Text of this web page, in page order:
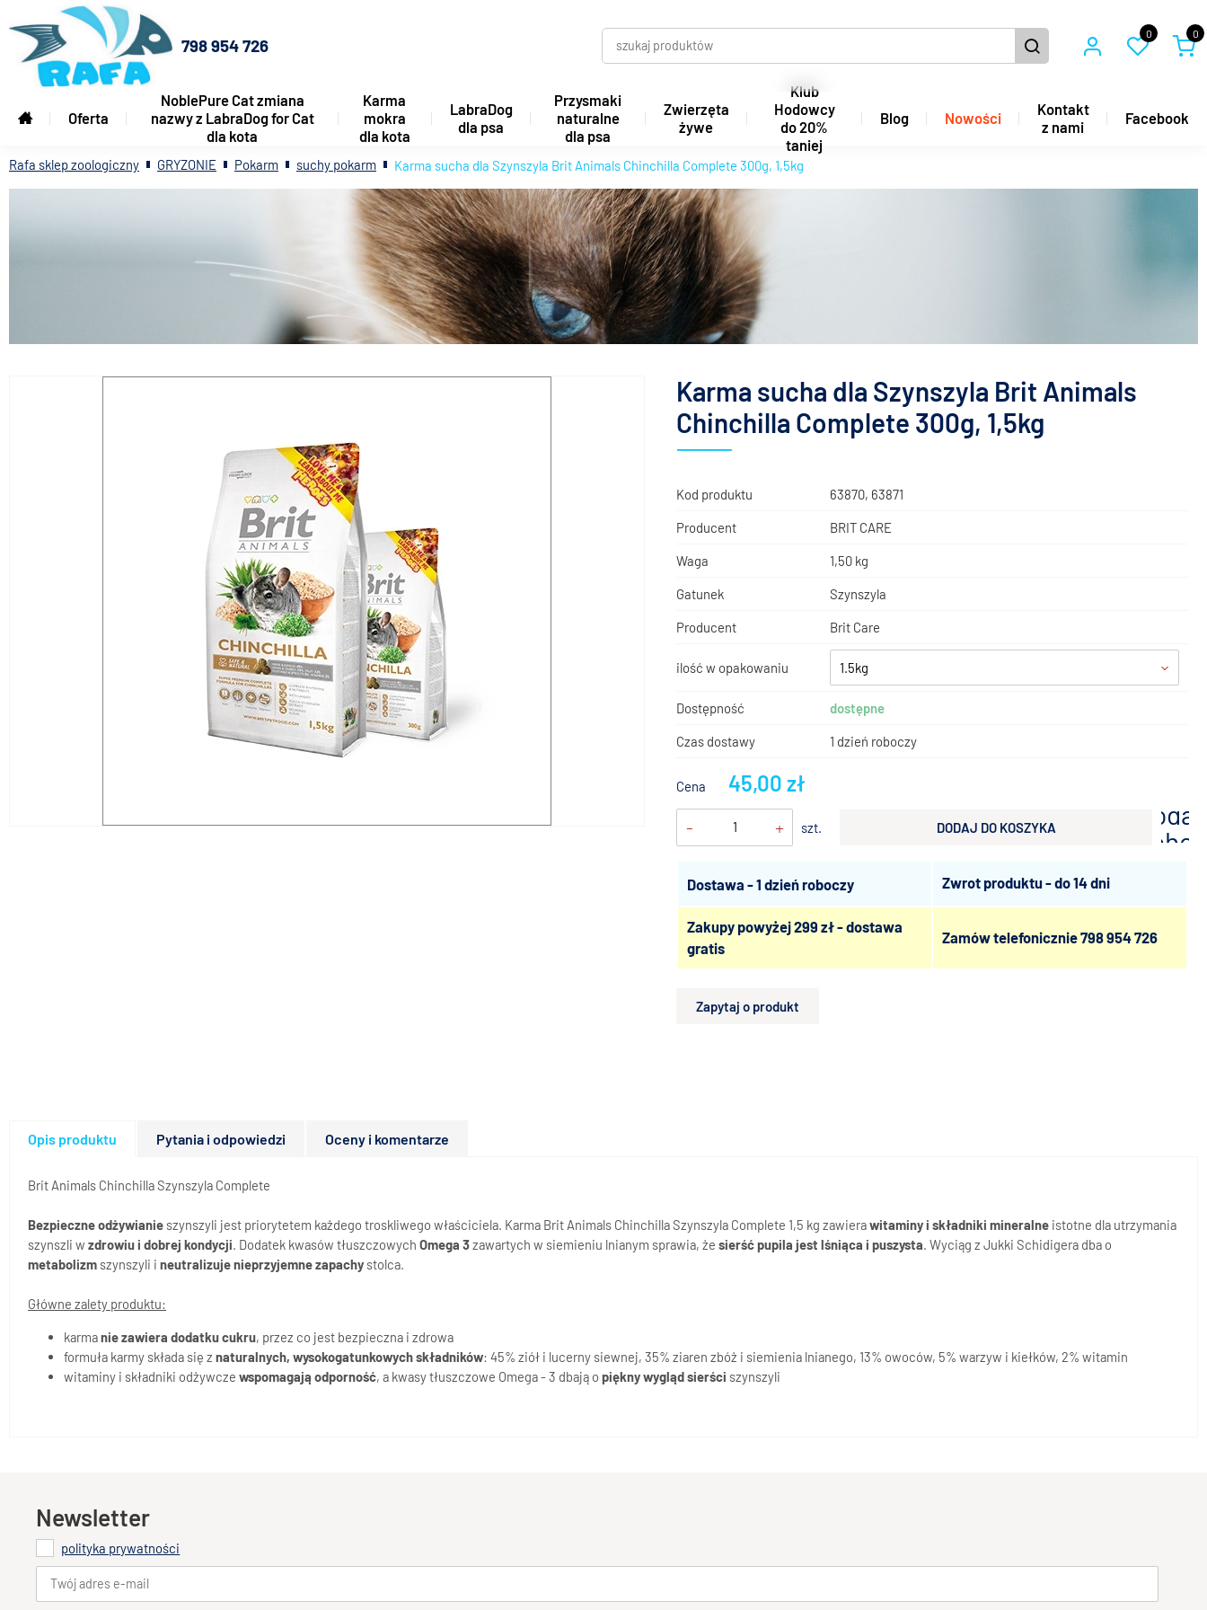
798 954 726
0 0
Oferta
NoblePure Cat zmiana
nazwy z LabraDog for Cat
dla kota
Karma
mokra
dla kota
LabraDog
dla psa
Przysmaki
naturalne
dla psa
Zwierzęta
żywe
Klub
Hodowcy
do 20%
taniej
Blog Nowości
Kontakt
z nami
Facebook
Rafa sklep zoologiczny GRYZONIE Pokarm suchy pokarm Karma sucha dla Szynszyla Brit Animals Chinchilla Complete 300g, 1,5kg
Karma sucha dla Szynszyla Brit Animals
Chinchilla Complete 300g, 1,5kg
Kod produktu 63870, 63871
Producent BRIT CARE
Waga 1,50 kg
Gatunek Szynszyla
Producent Brit Care
ilość w opakowaniu 1.5kg
Dostępność dostępne
Czas dostawy 1 dzień roboczy
Cena 45,00 zł
- + szt. DODAJ DO KOSZYKA
Dostawa - 1 dzień roboczy Zwrot produktu - do 14 dni
Zakupy powyżej 299 zł - dostawa
gratis
Zamów telefonicznie798 954 726
Zapytaj o produkt
Opis produktu Pytania i odpowiedzi Oceny i komentarze
Brit Animals Chinchilla Szynszyla Complete
Bezpieczne odżywianie szynszyli jest priorytetem każdego troskliwego właściciela. Karma Brit Animals Chinchilla Szynszyla Complete 1,5 kg zawierawitaminy i składniki mineralne istotne dla utrzymania
szynszli w zdrowiu i dobrej kondycji. Dodatek kwasów tłuszczowych Omega 3zawartych w siemieniu lnianym sprawia, że sierść pupila jest lśniąca i puszysta. Wyciąg z Jukki Schidigera dba o
metabolizm szynszyli i neutralizuje nieprzyjemne zapachy stolca.
Główne zalety produktu:
karmanie zawiera dodatku cukru, przez co jest bezpieczna i zdrowa
formuła karmy składa się z naturalnych, wysokogatunkowych składników: 45% ziół i lucerny siewnej, 35% ziaren zbóż i siemienia lnianego, 13% owoców, 5% warzyw i kiełków, 2% witamin
witaminy i składniki odżywcze wspomagają odporność, a kwasy tłuszczowe Omega - 3 dbają o piękny wygląd sierści szynszyli
Newsletter
polityka prywatności